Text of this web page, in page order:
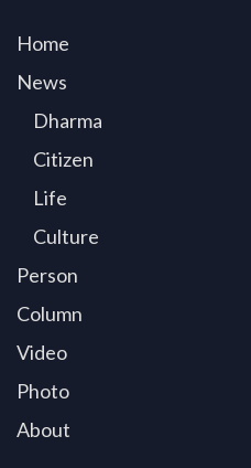
Home
News
Dharma
Citizen
Life
Culture
Person
Column
Video
Photo
About